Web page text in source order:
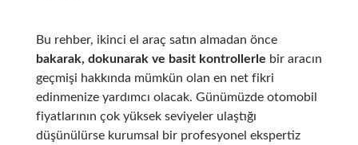
Bu rehber, ikinci el araç satın almadan önce
bakarak, dokunarak ve basit kontrollerle bir aracın
geçmişi hakkında mümkün olan en net fikri
edinmenize yardımcı olacak. Günümüzde otomobil
fiyatlarının çok yüksek seviyeler ulaştığı
düşünülürse kurumsal bir profesyonel ekspertiz